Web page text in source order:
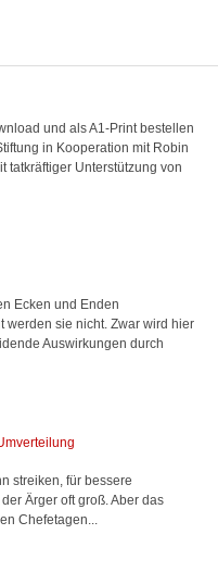
und als A1-Print bestellen
in Kooperation mit Robin
tatkräftiger Unterstützung von
Ecken und Enden
werden sie nicht. Zwar wird hier
Auswirkungen durch
streiken, für bessere
Ärger oft groß. Aber das
Chefetagen...